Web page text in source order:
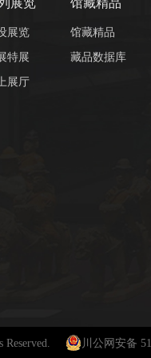
展览
展览
特展
展厅
馆藏精品
馆藏精品
藏品数据库
川公网安备